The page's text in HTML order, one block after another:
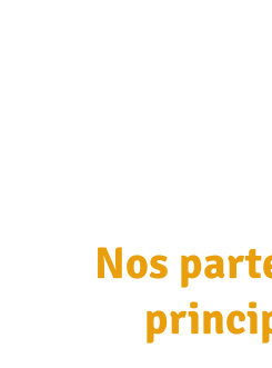
Nos